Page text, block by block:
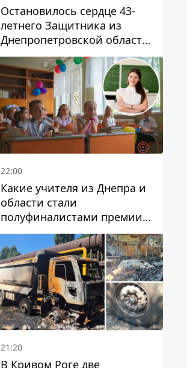
Остановилось сердце 43-
летнего Защитника из
Днепропетровской области
Евгения Зинченко
22:00
Какие учителя из Днепра и
области стали
полуфиналистами премии
Global Teacher Prize Ukraine
2026
21:20
В Кривом Роге две